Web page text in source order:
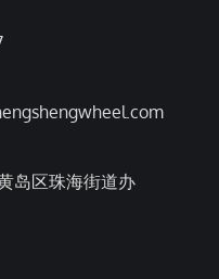
岛区珠海街道办